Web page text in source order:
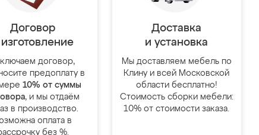
Договор
договор,
предоплату в
10% от суммы
, и мы отдаём
в производство.
оплата в
без %.
Доставка
и установка
Мы доставляем мебель по
Клину и всей Московской
области бесплатно!
Стоимость сборки мебели:
10% от стоимости заказа.